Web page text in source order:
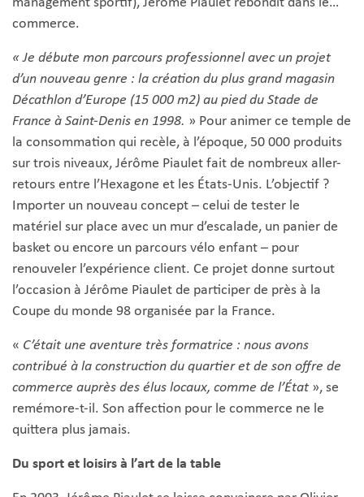
management sportif), Jérôme Piaulet rebondit dans le…
commerce.
« Je débute mon parcours professionnel avec un projet
d’un nouveau genre : la création du plus grand magasin
Décathlon d’Europe (15 000 m2) au pied du Stade de
France à Saint-Denis en 1998. » Pour animer ce temple de
la consommation qui recèle, à l’époque, 50 000 produits
sur trois niveaux, Jérôme Piaulet fait de nombreux aller-
retours entre l’Hexagone et les États-Unis. L’objectif ?
Importer un nouveau concept – celui de tester le
matériel sur place avec un mur d’escalade, un panier de
basket ou encore un parcours vélo enfant – pour
renouveler l’expérience client. Ce projet donne surtout
l’occasion à Jérôme Piaulet de participer de près à la
Coupe du monde 98 organisée par la France.
« C’était une aventure très formatrice : nous avons
contribué à la construction du quartier et de son offre de
commerce auprès des élus locaux, comme de l’État », se
remémore-t-il. Son affection pour le commerce ne le
quittera plus jamais.
Du sport et loisirs à l’art de la table